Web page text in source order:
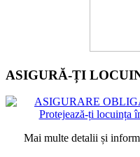
ASIGURĂ-ȚI
Mai multe detalii și